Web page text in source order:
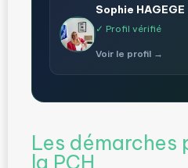
Sophie HAGEGE
✓ Profil vérifié
Voir le profil →
Les démarches
la PCH